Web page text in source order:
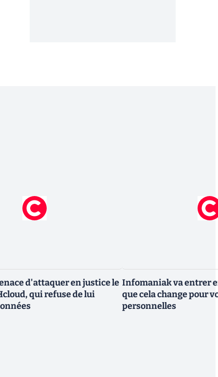
d'attaquer en justice le
qui refuse de lui
Infomaniak va entrer
que cela change pour
personnelles